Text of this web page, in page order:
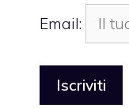
Email: